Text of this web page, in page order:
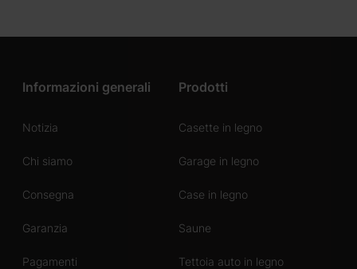
Informazioni generali
Notizia
Chi siamo
Consegna
Garanzia
Pagamenti
Prodotti
Casette in legno
Garage in legno
Case in legno
Saune
Tettoia auto in legno